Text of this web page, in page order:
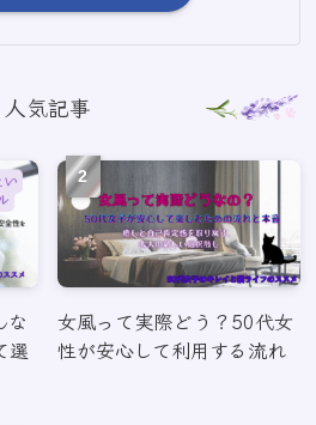
人気記事
な
選
女風って実際どう？50代女
性が安心して利用する流れ